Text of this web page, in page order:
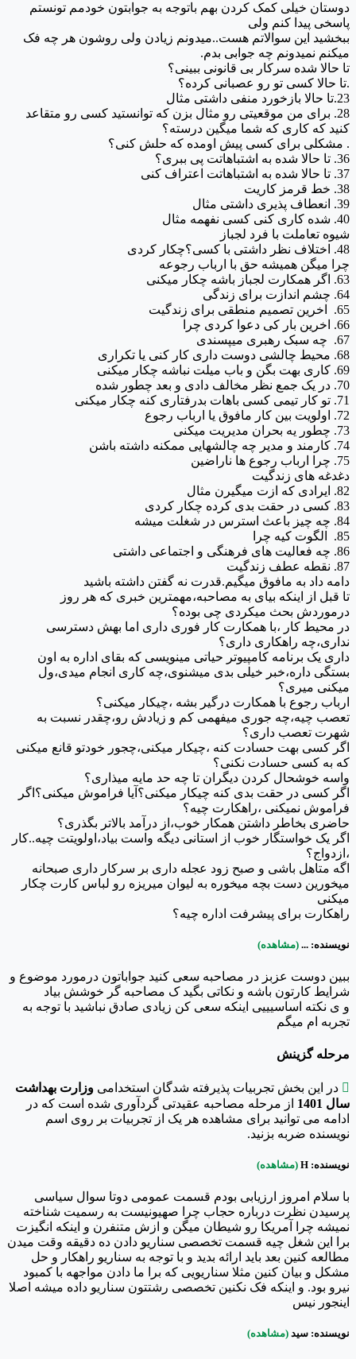
دوستان خیلی کمک کردن بهم باتوجه به جوابتون خودمم تونستم
پاسخی پیدا کنم ولی
ببخشید این سوالاتم هست..میدونم زیادن ولی روشون هر چه فک
میکنم نمیدونم چه جوابی بدم.
تا حالا شده سرکار بی قانونی ببینی؟
.تا حالا کسی تو رو عصبانی کرده؟
23.تا حالا بازخورد منفی داشتی مثال
28. برای من موقعیتی رو مثال بزن که توانستید کسی رو متقاعد
کنید که کاری که شما میگین درسته؟
. مشکلی برای کسی پیش اومده که حلش کنی؟
36. تا حالا شده به اشتباهاتت پی ببری؟
37. تا حالا شده به اشتباهاتت اعتراف کنی
38. خط قرمز کاریت
39. انعطاف پذیری داشتی مثال
40. شده کاری کنی کسی نفهمه مثال
شیوه تعاملت با فرد لجباز
48. اختلاف نظر داشتی با کسی؟چکار کردی
چرا میگن همیشه حق با ارباب رجوعه
63. اگر همکارت لجباز باشه چکار میکنی
64. چشم اندازت برای زندگی
65. اخرین تصمیم منطقی برای زندگیت
66. اخرین بار کی دعوا کردی چرا
67. چه سبک رهبری میپسندی
68. محیط چالشی دوست داری کار کنی یا تکراری
69. کاری بهت بگن و باب میلت نباشه چکار میکنی
70. در یک جمع نظر مخالف دادی و بعد چطور شده
71. تو کار تیمی کسی باهات بدرفتاری کنه چکار میکنی
72. اولویت بین کار مافوق یا ارباب رجوع
73. چطور یه بحران مدیریت میکنی
74. کارمند و مدیر چه چالشهایی ممکنه داشته باشن
75. چرا ارباب رجوع ها ناراضین
دغدغه های زندگیت
82. ایرادی که ازت میگیرن مثال
83. کسی در حقت بدی کرده چکار کردی
84. چه چیز باعث استرس در شغلت میشه
85. الگوت کیه چرا
86. چه فعالیت های فرهنگی و اجتماعی داشتی
87. نقطه عطف زندگیت
دامه داد به مافوق میگیم.قدرت نه گفتن داشته باشید
تا قبل از اینکه بیای به مصاحبه،مهمترین خبری که هر روز
درموردش بحث میکردی چی بوده؟
در محیط کار ،با همکارت کار فوری داری اما بهش دسترسی
نداری،چه راهکاری داری؟
داری یک برنامه کامپیوتر حیاتی مینویسی که بقای اداره به اون
بستگی داره،خبر خیلی بدی میشنوی،چه کاری انجام میدی،ول
میکنی میری؟
ارباب رجوع با همکارت درگیر بشه ،چیکار میکنی؟
تعصب چیه،چه جوری میفهمی کم و زیادش رو،چقدر نسبت به
شهرت تعصب داری؟
اگر کسی بهت حسادت کنه ،چیکار میکنی،چجور خودتو قانع میکنی
که به کسی حسادت نکنی؟
واسه خوشحال کردن دیگران تا چه حد مایه میذاری؟
اگر کسی در حقت بدی کنه چیکار میکنی؟آیا فراموش میکنی؟اگر
فراموش نمیکنی ،راهکارت چیه؟
حاضری بخاطر داشتن همکار خوب،از درآمد بالاتر بگذری؟
اگر یک خواستگار خوب از استانی دیگه واست بیاد،اولویتت چیه..کار
،ازدواج؟
اگه متاهل باشی و صبح زود عجله داری بر سرکار داری صبحانه
میخورین دست بچه میخوره به لیوان میریزه رو لباس کارت چکار
میکنی
راهکارت برای پیشرفت اداره چیه؟
نویسنده: ... (مشاهده)
ببین دوست عزبز در مصاحبه سعی کنید جواباتون درمورد موضوع و
شرایط کارتون باشه و نکاتی بگید ک مصاحبه گر خوشش بیاد
و ی نکته اساسیییی اینکه سعی کن زیادی صادق نباشید با توجه به
تجربه ام میگم
مرحله گزینش
 در این بخش تجربیات پذیرفته شدگان استخدامی وزارت بهداشت
سال 1401
از مرحله مصاحبه عقیدتی گردآوری شده است که در
ادامه می توانید برای مشاهده هر یک از تجربیات بر روی اسم
نویسنده ضربه بزنید.
نویسنده: H (مشاهده)
با سلام امروز ارزیابی بودم قسمت عمومی دوتا سوال سیاسی
پرسیدن نظرت درباره حجاب چرا صهیونیست به رسمیت شناخته
نمیشه چرا آمریکا رو شیطان میگن و ازش متنفرن و اینکه انگیزت
برا این شغل چیه قسمت تخصصی سناریو دادن ده دقیقه وقت میدن
مطالعه کنین بعد باید ارائه بدید و با توجه به سناریو راهکار و حل
مشکل و بیان کنین مثلا سناریویی که برا ما دادن مواجهه با کمبود
نیرو بود. و اینکه فک نکنین تخصصی رشتتون سناریو داده میشه اصلا
اینجور نیس
نویسنده: سید (مشاهده)